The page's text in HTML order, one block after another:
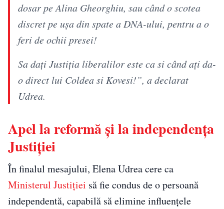
dosar pe Alina Gheorghiu, sau când o scotea
discret pe ușa din spate a DNA-ului, pentru a o
feri de ochii presei!
Sa dați Justiția liberalilor este ca si când ați da-
o direct lui Coldea si Kovesi!”, a declarat
Udrea.
Apel la reformă și la independența
Justiției
În finalul mesajului, Elena Udrea cere ca
Ministerul Justiției să fie condus de o persoană
independentă, capabilă să elimine influențele